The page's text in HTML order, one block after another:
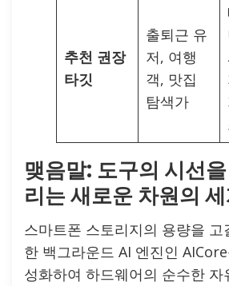
추천 권장
타깃
출퇴근 유
저, 여행
객, 맛집
탐색가
맺음말: 도구의 시선
리는 새로운 차원의
스마트폰 스토리지의 용량을 고
한 백그라운드 AI 엔진인
성화하여 하드웨어의 순수한 자